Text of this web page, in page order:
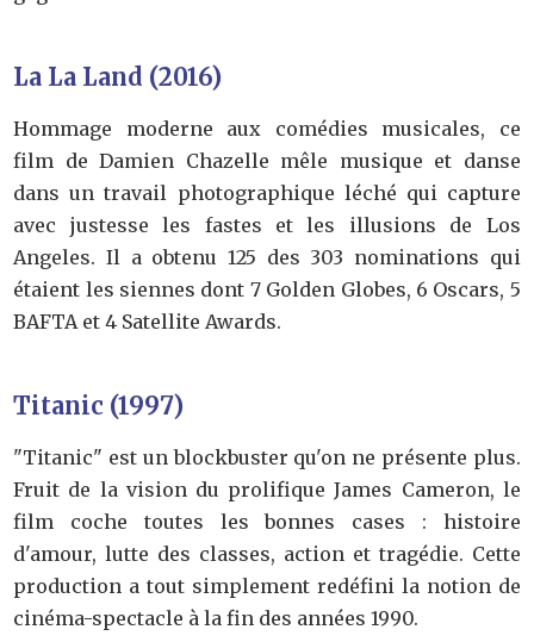
La La Land (2016)
Hommage moderne aux comédies musicales, ce
film de Damien Chazelle mêle musique et danse
dans un travail photographique léché qui capture
avec justesse les fastes et les illusions de Los
Angeles. Il a obtenu 125 des 303 nominations qui
étaient les siennes dont 7 Golden Globes, 6 Oscars, 5
BAFTA et 4 Satellite Awards.
Titanic (1997)
"Titanic" est un blockbuster qu'on ne présente plus.
Fruit de la vision du prolifique James Cameron, le
film coche toutes les bonnes cases : histoire
d'amour, lutte des classes, action et tragédie. Cette
production a tout simplement redéfini la notion de
cinéma-spectacle à la fin des années 1990.